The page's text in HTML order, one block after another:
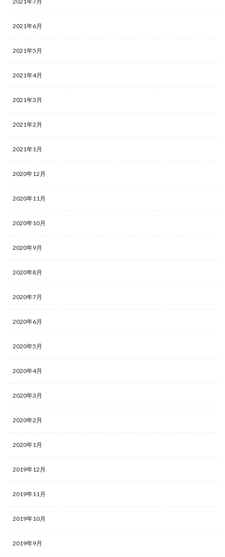
2021年6月
2021年5月
2021年4月
2021年3月
2021年2月
2021年1月
2020年12月
2020年11月
2020年10月
2020年9月
2020年8月
2020年7月
2020年6月
2020年5月
2020年4月
2020年3月
2020年2月
2020年1月
2019年12月
2019年11月
2019年10月
2019年9月